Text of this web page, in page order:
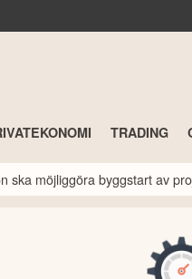
TRADING
ska möjliggöra byggstart av